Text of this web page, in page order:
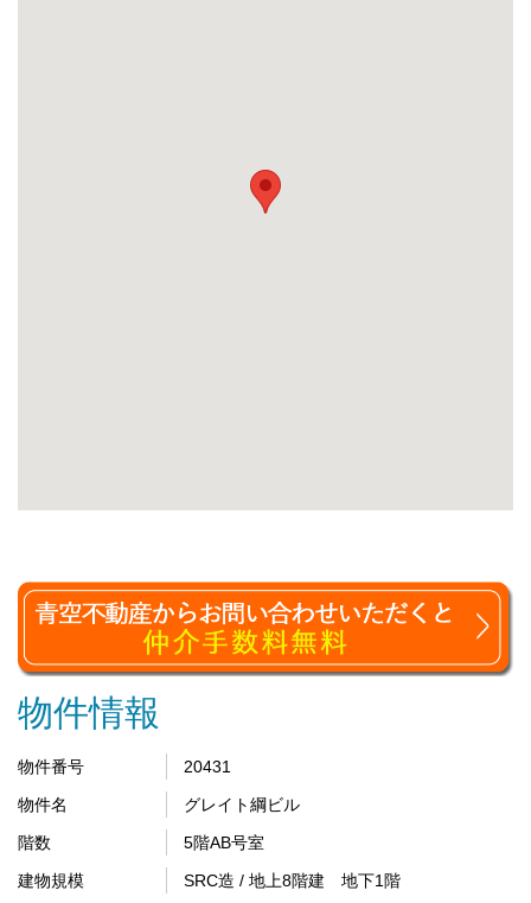
物件情報
物件番号
20431
物件名
グレイト綱ビル
階数
5階AB号室
建物規模
SRC造 / 地上8階建 地下1階